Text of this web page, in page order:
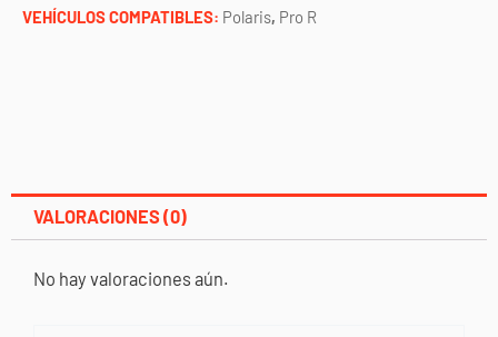
PRO
VEHÍCULOS COMPATIBLES: Polaris, Pro R
VALORACIONES (0)
No hay valoraciones aún.